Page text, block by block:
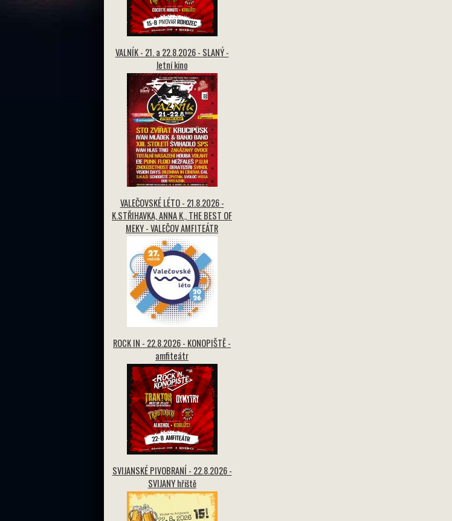
VALNÍK - 21. a 22.8.2026 - SLANÝ -
letní kino
VALEČOVSKÉ LÉTO - 21.8.2026 -
K.STŘIHAVKA, ANNA K., THE BEST OF
MEKY - VALEČOV AMFITEÁTR
ROCK IN - 22.8.2026 - KONOPIŠTĚ -
amfiteátr
SVIJANSKÉ PIVOBRANÍ - 22.8.2026 -
SVIJANY hřiště